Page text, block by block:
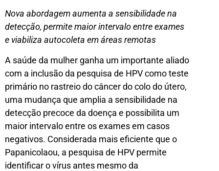
Nova abordagem aumenta a sensibilidade na
detecção, permite maior intervalo entre exames
e viabiliza autocoleta em áreas remotas
A saúde da mulher ganha um importante aliado
com a inclusão da pesquisa de HPV como teste
primário no rastreio do câncer do colo do útero,
uma mudança que amplia a sensibilidade na
detecção precoce da doença e possibilita um
maior intervalo entre os exames em casos
negativos. Considerada mais eficiente que o
Papanicolaou, a pesquisa de HPV permite
identificar o vírus antes mesmo da